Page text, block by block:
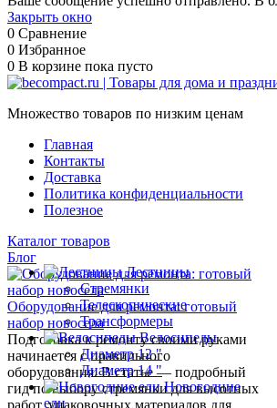
Закрыть окно
0 Сравнение
0 Избранное
0 В корзине пока пусто
Множество товаров по низким ценам
Главная
Контакты
Доставка
Политика конфиденциальности
Полезное
Каталог товаров
Лестницы
Стремянки
Телескопические
Трансформеры
Велосипеды
Диаметр 12 "
Диаметр 14 "
Новогодние
ели
Блог
Оборудование для ремонта: готовый
набор новосела
Подготовка к ремонту своими руками
начинается с правильного
оборудования. В статье — подробный
гид по выбору стремянки для высотных
работ, упаковочных материалов для